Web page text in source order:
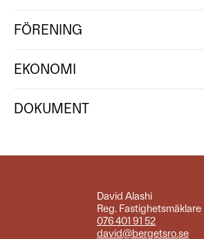
FÖRENING
EKONOMI
DOKUMENT
David Alashi
Reg. Fastighetsmäklare
076 401 91 52
david@bergetsro.se